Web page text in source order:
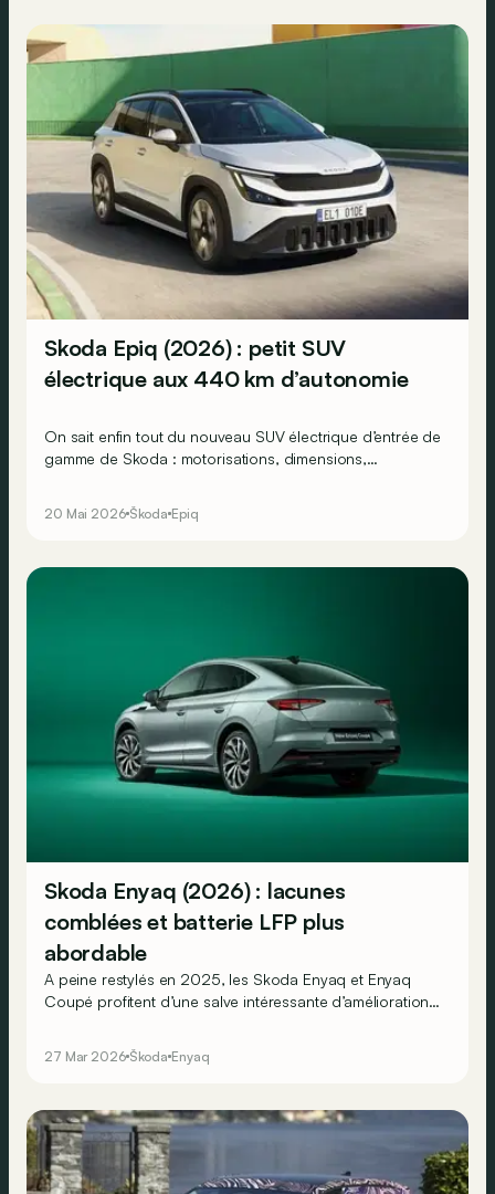
Skoda Epiq (2026) : petit SUV
électrique aux 440 km d’autonomie
On sait enfin tout du nouveau SUV électrique d’entrée de
gamme de Skoda : motorisations, dimensions,
20 Mai 2026 Škoda Epiq
Skoda Enyaq (2026) : lacunes
comblées et batterie LFP plus
abordable
A peine restylés en 2025, les Skoda Enyaq et Enyaq
Coupé profitent d’une salve intéressante d’améliorations
positionnement « Simply Clever » du grand SUV familial
tchèque. Et en baisser théoriquement le prix d’entrée.
27 Mar 2026 Škoda Enyaq